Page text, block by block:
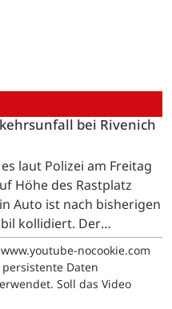
bei Rivenich
laut Polizei am Freitag
Höhe des Rastplatz
Auto ist nach bisherigen
kollidiert. Der
Die Strecke…
nocookie.com
Daten
Soll das Video